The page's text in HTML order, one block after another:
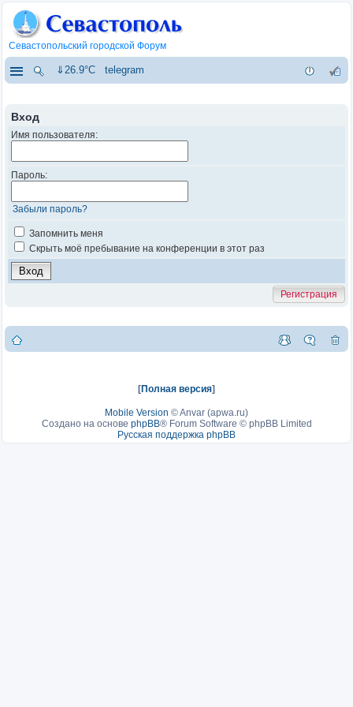
Севастопольский городской Форум
⇓26.9°C telegram
Вход
Имя пользователя:
Пароль:
Забыли пароль?
Запомнить меня
Скрыть моё пребывание на конференции в этот раз
Регистрация
[Полная версия]
Mobile Version ©Anvar (apwa.ru)
Создано на основе phpBB® Forum Software © phpBB Limited
Русская поддержка phpBB